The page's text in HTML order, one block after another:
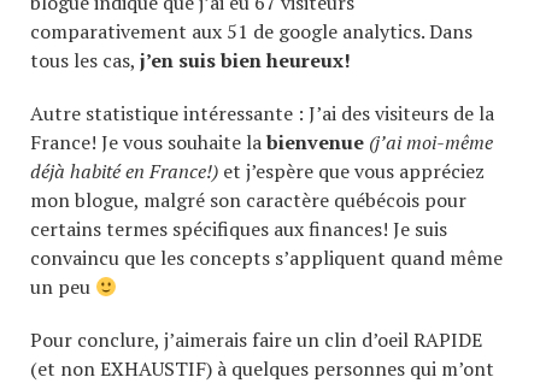
comparativement aux 51 de google analytics. Dans
tous les cas, j’en suis bien heureux!
Autre statistique intéressante : J’ai des visiteurs de la
France! Je vous souhaite labienvenue (j’ai moi-même
déjà habité en France!) et j’espère que vous appréciez
mon blogue, malgré son caractère québécois pour
certains termes spécifiques aux finances! Je suis
convaincu que les concepts s’appliquent quand même
un peu
Pour conclure, j’aimerais faire un clin d’oeil RAPIDE
(et non EXHAUSTIF) à quelques personnes qui m’ont